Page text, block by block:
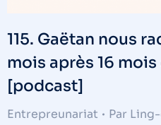
115. Gaëtan nous
mois après 16
[podcast]
Entrepreunariat Par